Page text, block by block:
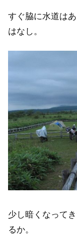
すぐ脇に水道は
はなし。
少し暗くなって
るか。